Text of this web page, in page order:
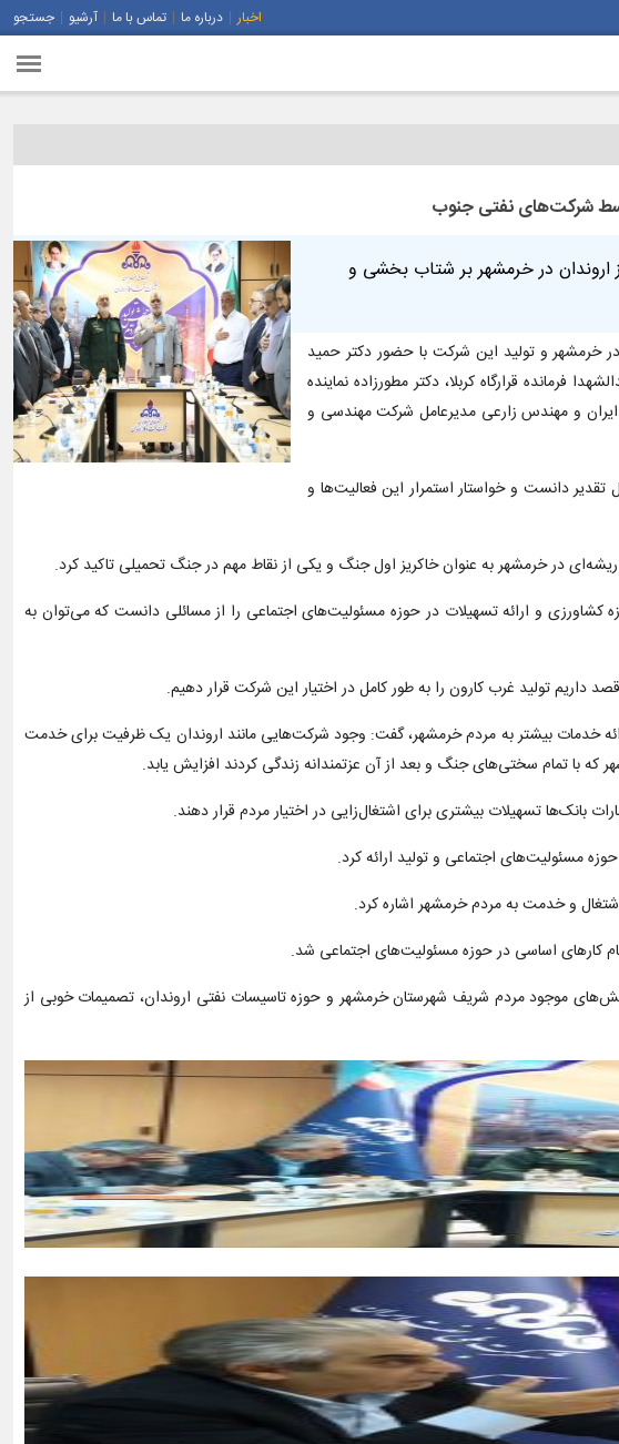
اخبار درباره ما تماس با ما آرشیو جستجو
شركت‌های نفتی جنوب
اروندان در خرمشهر بر شتاب بخشی و
مهرماه ۱۴۰۳، جلسه بررسی مسئولیت‌های اجتماعی در خرمشهر و تولید این شرکت با حضور دکتر حمید
قرارگاه کربلا، دکتر مطورزاده نماینده
ایران و مهندس زارعی مدیرعامل شرکت مهندسی و
دانست و خواستار استمرار این فعالیت‌ها و
در خرمشهر به عنوان خاکریز اول جنگ و یکی از نقاط مهم در جنگ تحمیلی تاکید کرد.
و ارائه تسهیلات در حوزه مسئولیت‌های اجتماعی را از مسائلی دانست که می‌توان به
تولید غرب کارون را به طور کامل در اختیار این شرکت قرار دهیم.
خدمات بیشتر به مردم خرمشهر، گفت: وجود شرکت‌هایی مانند اروندان یک ظرفیت برای خدمت
با تمام سختی‌های جنگ و بعد از آن عزتمندانه زندگی کردند افزایش یابد.
بانک‌ها تسهیلات بیشتری برای اشتغال‌زایی در اختیار مردم قرار دهند.
مسئولیت‌های اجتماعی و تولید ارائه کرد.
و خدمت به مردم خرمشهر اشاره کرد.
کارهای اساسی در حوزه مسئولیت‌های اجتماعی شد.
موجود مردم شریف شهرستان خرمشهر و حوزه تاسیسات نفتی اروندان، تصمیمات خوبی از